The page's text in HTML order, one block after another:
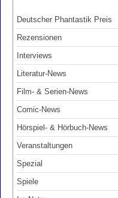
Deutscher Phantastik Preis
Rezensionen
Interviews
Literatur-News
Film- & Serien-News
Comic-News
Hörspiel- & Hörbuch-News
Veranstaltungen
Spezial
Spiele